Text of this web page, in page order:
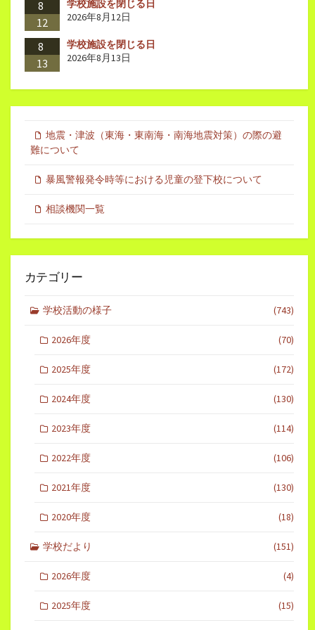
8
12
学校施設を閉じる日
2026年8月12日
8
13
学校施設を閉じる日
2026年8月13日
地震・津波（東海・東南海・南海地震対策）の際の避
難について
暴風警報発令時等における児童の登下校について
相談機関一覧
カテゴリー
学校活動の様子 (743)
2026年度 (70)
2025年度 (172)
2024年度 (130)
2023年度 (114)
2022年度 (106)
2021年度 (130)
2020年度 (18)
学校だより (151)
2026年度 (4)
2025年度 (15)